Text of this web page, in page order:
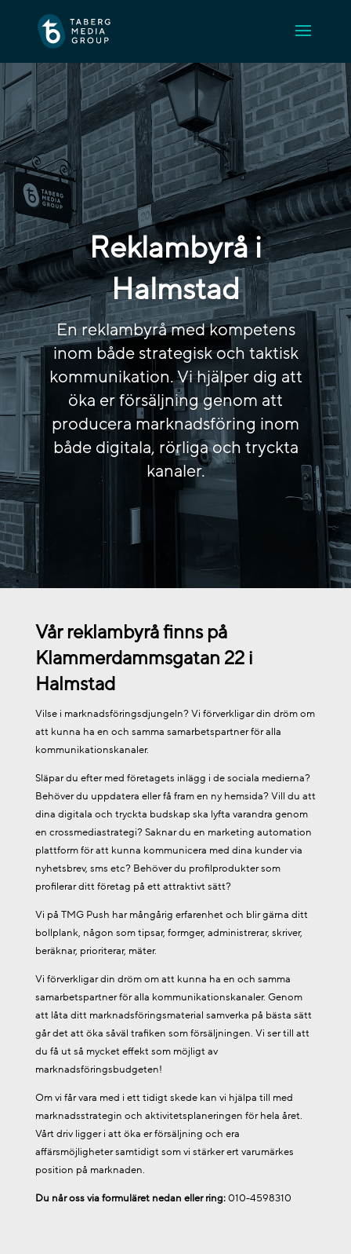
Reklambyrå i
Halmstad
En reklambyrå med kompetens
inom både strategisk och taktisk
kommunikation. Vi hjälper dig att
öka er försäljning genom att
producera marknadsföring inom
både digitala, rörliga och tryckta
kanaler.
Vår reklambyrå finns på
Klammerdammsgatan 22 i
Halmstad
Vilse i marknadsföringsdjungeln? Vi förverkligar din dröm om
att kunna ha en och samma samarbetspartner för alla
kommunikationskanaler.
Släpar du efter med företagets inlägg i de sociala medierna?
Behöver du uppdatera eller få fram en ny hemsida? Vill du att
dina digitala och tryckta budskap ska lyfta varandra genom
en crossmediastrategi? Saknar du en marketing automation
plattform för att kunna kommunicera med dina kunder via
nyhetsbrev, sms etc? Behöver du profilprodukter som
profilerar ditt företag på ett attraktivt sätt?
Vi på TMG Push har mångårig erfarenhet och blir gärna ditt
bollplank, någon som tipsar, formger, administrerar, skriver,
beräknar, prioriterar, mäter.
Vi förverkligar din dröm om att kunna ha en och samma
samarbetspartner för alla kommunikationskanaler. Genom
att låta ditt marknadsföringsmaterial samverka på bästa sätt
går det att öka såväl trafiken som försäljningen. Vi ser till att
du få ut så mycket effekt som möjligt av
marknadsföringsbudgeten!
Om vi får vara med i ett tidigt skede kan vi hjälpa till med
marknadsstrategin och aktivitetsplaneringen för hela året.
Vårt driv ligger i att öka er försäljning och era
affärsmöjligheter samtidigt som vi stärker ert varumärkes
position på marknaden.
Du når oss via formuläret nedan eller ring:010-4598310